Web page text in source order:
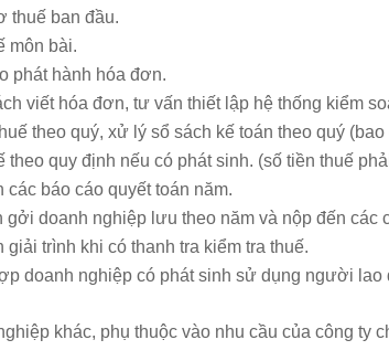
thuế ban đầu.
môn bài.
phát hành hóa đơn.
viết hóa đơn, tư vấn thiết lập hệ thống kiểm
theo quý, xử lý sổ sách kế toán theo quý
theo quy định nếu có phát sinh. (số tiền thuế
các báo cáo quyết toán năm.
gởi doanh nghiệp lưu theo năm và nộp đến
giải trình khi có thanh tra kiểm tra thuế.
doanh nghiệp có phát sinh sử dụng người lao
khác, phụ thuộc vào nhu cầu của công ty